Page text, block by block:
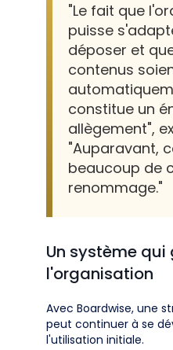
"Le fait que
puisse
déposer et
contenus
constitue un
allègement",
"Auparavant,
beaucoup de
renommage."
Un système
l'organisation
Avec Boardwise, une
peut continuer à se
l'utilisation initiale.